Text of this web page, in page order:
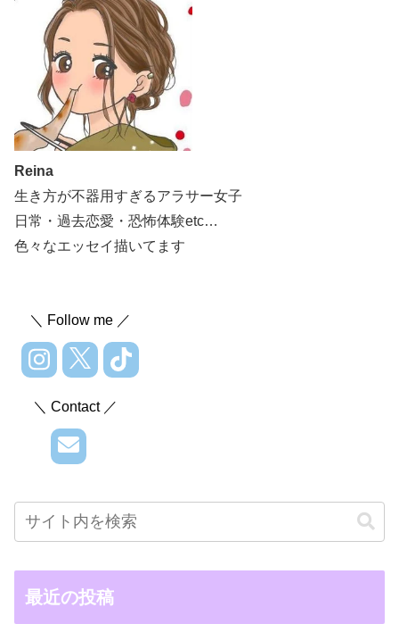
Reina
生き方が不器用すぎるアラサー女子
日常・過去恋愛・恐怖体験etc…
色々なエッセイ描いてます
＼ Follow me ／
＼ Contact ／
最近の投稿